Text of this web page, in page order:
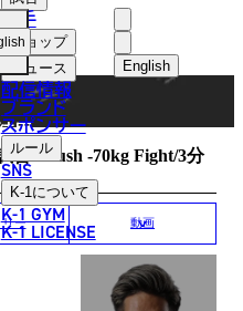
中文（繁體
選手
ショップ
ニュース
配信情報
ブランド
スポンサー
ルール
SNS
K-1について
K-1 GYM
K-1 LICENSE
English
果
合/Krush -70kg Fight/3分
リー 動画